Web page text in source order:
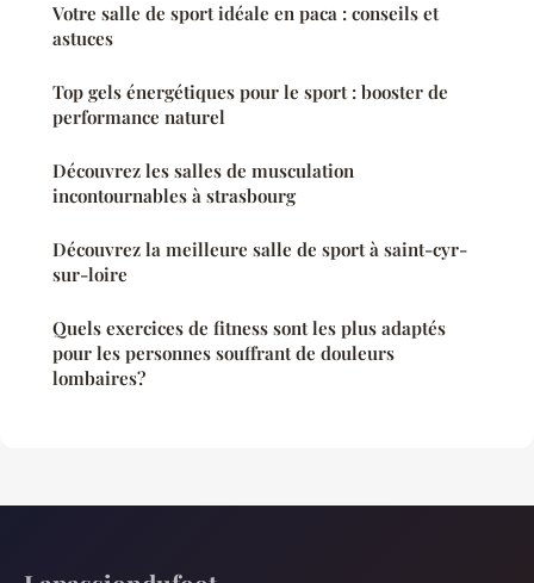
Votre salle de sport idéale en paca : conseils et
astuces
Top gels énergétiques pour le sport : booster de
performance naturel
Découvrez les salles de musculation
incontournables à strasbourg
Découvrez la meilleure salle de sport à saint-cyr-
sur-loire
Quels exercices de fitness sont les plus adaptés
pour les personnes souffrant de douleurs
lombaires?